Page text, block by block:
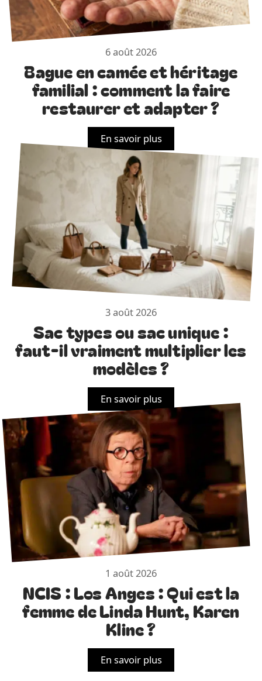
6 août 2026
Bague en camée et héritage
familial : comment la faire
restaurer et adapter ?
En savoir plus
3 août 2026
Sac types ou sac unique :
faut-il vraiment multiplier les
modèles ?
En savoir plus
1 août 2026
NCIS : Los Anges : Qui est la
femme de Linda Hunt, Karen
Kline ?
En savoir plus